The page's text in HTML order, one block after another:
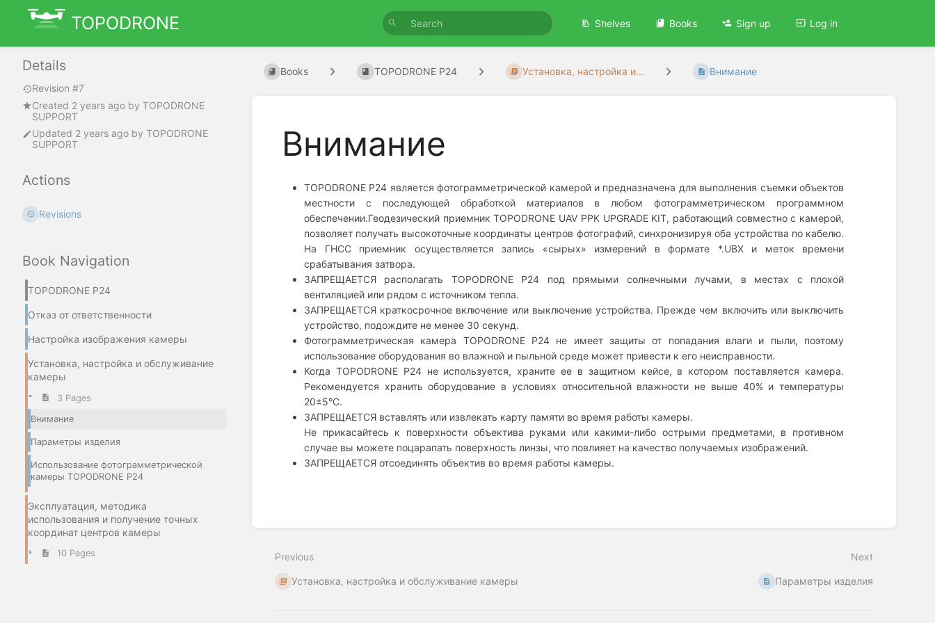
TOPODRONE Shelves Books Sign up Log in
Details
Revision #7
Created 2 years ago by TOPODRONE
SUPPORT
Updated 2 years ago by TOPODRONE
SUPPORT
Actions
Revisions
Book Navigation
TOPODRONE P24
Отказ от ответственности
Настройка изображения камеры
Установка, настройка и обслуживание
камеры
3 Pages
Внимание
Параметры изделия
Использование фотограмметрической
камеры TOPODRONE P24
Эксплуатация, методика
использования и получение точных
координат центров камеры
10 Pages
Books TOPODRONE P24 Установка, настройка и... Внимание
Внимание
TOPODRONE P24 является фотограмметрической камерой и предназначена для выполнения съемки объектов
местности с последующей обработкой материалов в любом фотограмметрическом программном
обеспечении.Геодезический приемник TOPODRONE UAV PPK UPGRADE KIT, работающий совместно с камерой,
позволяет получать высокоточные координаты центров фотографий, синхронизируя оба устройства по кабелю.
На ГНСС приемник осуществляется запись «сырых» измерений в формате *.UBX и меток времени
срабатывания затвора.
ЗАПРЕЩАЕТСЯ располагать TOPODRONE P24 под прямыми солнечными лучами, в местах с плохой
вентиляцией или рядом с источником тепла.
ЗАПРЕЩАЕТСЯ краткосрочное включение или выключение устройства. Прежде чем включить или выключить
устройство, подождите не менее 30 секунд.
Фотограмметрическая камера TOPODRONE P24 не имеет защиты от попадания влаги и пыли, поэтому
использование оборудования во влажной и пыльной среде может привести к его неисправности.
Когда TOPODRONE P24 не используется, храните ее в защитном кейсе, в котором поставляется камера.
Рекомендуется хранить оборудование в условиях относительной влажности не выше 40% и температуры
20±5°C.
ЗАПРЕЩАЕТСЯ вставлять или извлекать карту памяти во время работы камеры.
Не прикасайтесь к поверхности объектива руками или какими-либо острыми предметами, в противном
случае вы можете поцарапать поверхность линзы, что повлияет на качество получаемых изображений.
ЗАПРЕЩАЕТСЯ отсоединять объектив во время работы камеры.
mode
Previous
Установка, настройка и обслуживание камеры
Next
Параметры изделия